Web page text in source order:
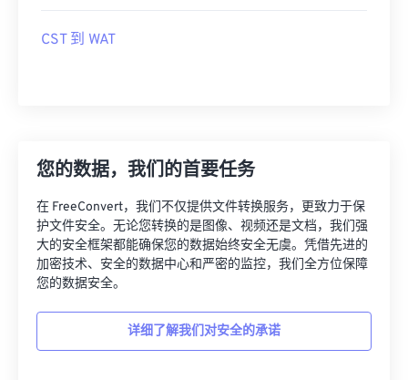
CST 到 WAT
您的数据，我们的首要任务
在 FreeConvert，我们不仅提供文件转换服务，更致力于保
护文件安全。无论您转换的是图像、视频还是文档，我们强
大的安全框架都能确保您的数据始终安全无虞。凭借先进的
加密技术、安全的数据中心和严密的监控，我们全方位保障
您的数据安全。
详细了解我们对安全的承诺